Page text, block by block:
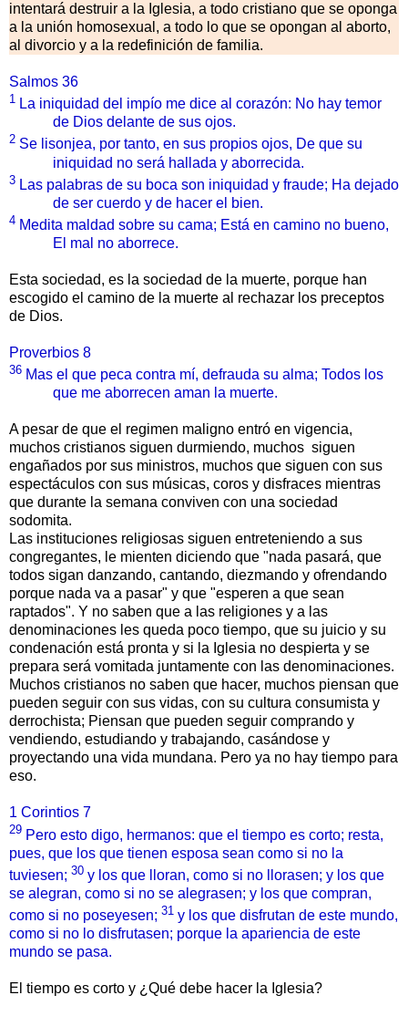
intentará destruir a la Iglesia, a todo cristiano que se oponga
a la unión homosexual, a todo lo que se opongan al aborto,
al divorcio y a la redefinición de familia.
Salmos 36
1
La iniquidad del impío me dice al corazón: No hay temor
de Dios delante de sus ojos.
2 Se lisonjea, por tanto, en sus propios ojos, De que su
iniquidad no será hallada y aborrecida.
3 Las palabras de su boca son iniquidad y fraude; Ha dejado
de ser cuerdo y de hacer el bien.
4 Medita maldad sobre su cama; Está en camino no bueno,
El mal no aborrece.
Esta sociedad, es la sociedad de la muerte, porque han
escogido el camino de la muerte al rechazar los preceptos
de Dios.
Proverbios 8
36 Mas el que peca contra mí, defrauda su alma; Todos los
que me aborrecen aman la muerte.
A pesar de que el regimen maligno entró en vigencia,
muchos cristianos siguen durmiendo, muchos siguen
engañados por sus ministros, muchos que siguen con sus
espectáculos con sus músicas, coros y disfraces mientras
que durante la semana conviven con una sociedad
sodomita.
Las instituciones religiosas siguen entreteniendo a sus
congregantes, le mienten diciendo que "nada pasará, que
todos sigan danzando, cantando, diezmando y ofrendando
porque nada va a pasar" y que "esperen a que sean
raptados". Y no saben que a las religiones y a las
denominaciones les queda poco tiempo, que su juicio y su
condenación está pronta y si la Iglesia no despierta y se
prepara será vomitada juntamente con las denominaciones.
Muchos cristianos no saben que hacer, muchos piensan que
pueden seguir con sus vidas, con su cultura consumista y
derrochista; Piensan que pueden seguir comprando y
vendiendo, estudiando y trabajando, casándose y
proyectando una vida mundana. Pero ya no hay tiempo para
eso.
1 Corintios 7
29 Pero esto digo, hermanos: que el tiempo es corto; resta,
pues, que los que tienen esposa sean como si no la
tuviesen; 30 y los que lloran, como si no llorasen; y los que
se alegran, como si no se alegrasen; y los que compran,
como si no poseyesen; 31 y los que disfrutan de este mundo,
como si no lo disfrutasen; porque la apariencia de este
mundo se pasa.
El tiempo es corto y ¿Qué debe hacer la Iglesia?